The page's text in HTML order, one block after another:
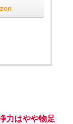
力はやや物足